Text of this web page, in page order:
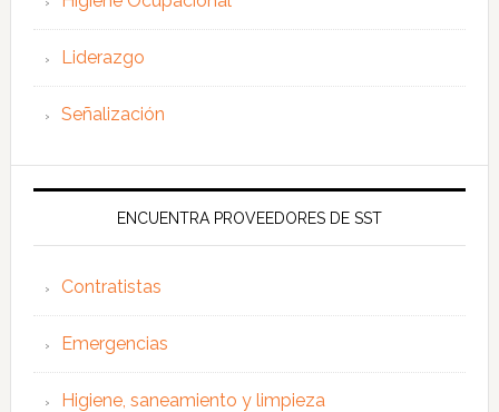
Liderazgo
Señalización
ENCUENTRA PROVEEDORES DE SST
Contratistas
Emergencias
Higiene, saneamiento y limpieza